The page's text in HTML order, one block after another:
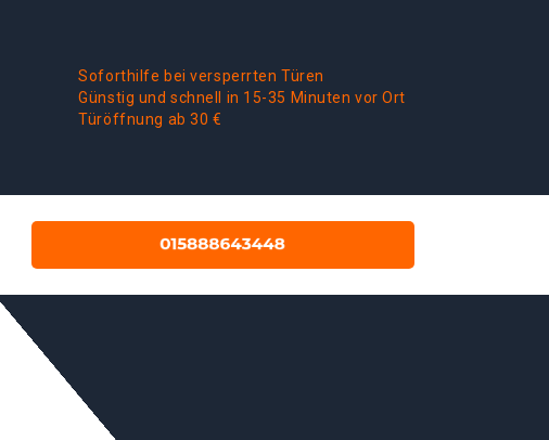
Soforthilfe bei versperrten Türen
Günstig und schnell in 15-35 Minuten vor Ort
Türöffnung ab 30 €